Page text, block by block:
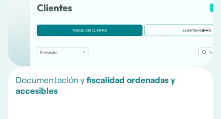
Documentación yfiscalidad ordenadas y
accesibles